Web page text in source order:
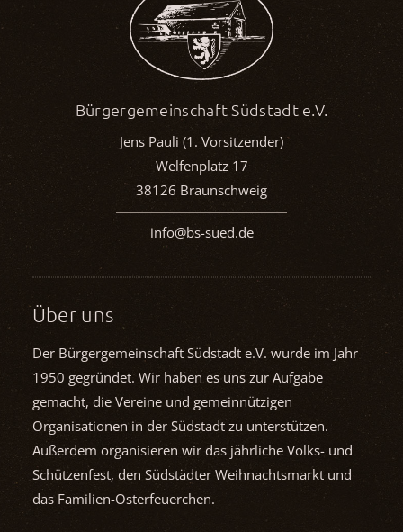
Bürgergemeinschaft Südstadt e.V.
Jens Pauli (1. Vorsitzender)
Welfenplatz 17
38126 Braunschweig
info@bs-sued.de
Über uns
Der Bürgergemeinschaft Südstadt e.V. wurde im Jahr
1950 gegründet. Wir haben es uns zur Aufgabe
gemacht, die Vereine und gemein­nützigen
Organisationen in der Südstadt zu unterstützen.
Außerdem organisieren wir das jährliche Volks- und
Schützenfest, den Südstädter Weihnachts­markt und
das Familien-Osterfeuerchen.